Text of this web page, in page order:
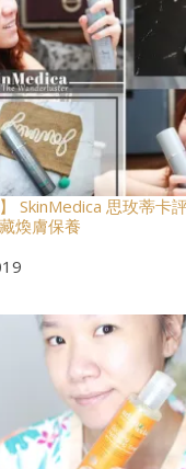
】 SkinMedica 思玫蒂卡
煥膚保養